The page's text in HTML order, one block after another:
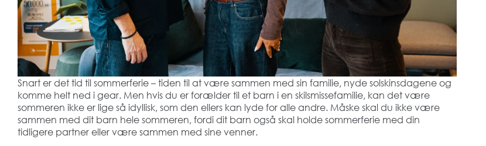
Snart er det tid til sommerferie – tiden til at være sammen med sin familie, nyde solskinsdagene og
komme helt ned i gear. Men hvis du er forælder til et barn i en skilsmissefamilie, kan det være
sommeren ikke er lige så idyllisk, som den ellers kan lyde for alle andre. Måske skal du ikke være
sammen med dit barn hele sommeren, fordi dit barn også skal holde sommerferie med din
tidligere partner eller være sammen med sine venner.